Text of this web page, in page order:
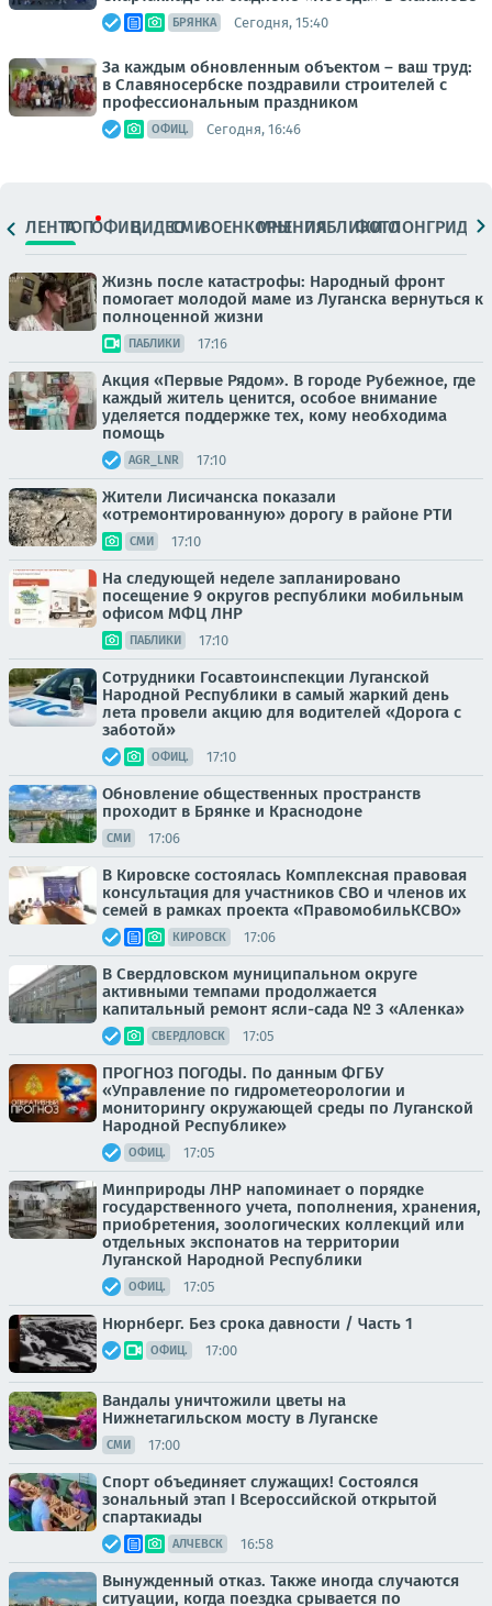
БРЯНКА Сегодня, 15:40
За каждым обновленным объектом – ваш труд:
в Славяносербске поздравили строителей с
профессиональным праздником
ОФИЦ. Сегодня, 16:46
ЛЕНТАТОПОФИЦ.ВИДЕОСМИВОЕНКОРЫМНЕНИЯПАБЛИКИ
ФОТОЛОНГРИДЫ
Жизнь после катастрофы: Народный фронт
помогает молодой маме из Луганска вернуться к
полноценной жизни
ПАБЛИКИ 17:16
Акция «Первые Рядом». В городе Рубежное, где
каждый житель ценится, особое внимание
уделяется поддержке тех, кому необходима
помощь
AGR_LNR 17:10
Жители Лисичанска показали
«отремонтированную» дорогу в районе РТИ
СМИ 17:10
На следующей неделе запланировано
посещение 9 округов республики мобильным
офисом МФЦ ЛНР
ПАБЛИКИ 17:10
Сотрудники Госавтоинспекции Луганской
Народной Республики в самый жаркий день
лета провели акцию для водителей «Дорога с
заботой»
ОФИЦ. 17:10
Обновление общественных пространств
проходит в Брянке и Краснодоне
СМИ 17:06
В Кировске состоялась Комплексная правовая
консультация для участников СВО и членов их
семей в рамках проекта «ПравомобильКСВО»
КИРОВСК 17:06
В Свердловском муниципальном округе
активными темпами продолжается
капитальный ремонт ясли-сада № 3 «Аленка»
СВЕРДЛОВСК 17:05
ПРОГНОЗ ПОГОДЫ. По данным ФГБУ
«Управление по гидрометеорологии и
мониторингу окружающей среды по Луганской
Народной Республике»
ОФИЦ. 17:05
Минприроды ЛНР напоминает о порядке
государственного учета, пополнения, хранения,
приобретения, зоологических коллекций или
отдельных экспонатов на территории
Луганской Народной Республики
ОФИЦ. 17:05
Нюрнберг. Без срока давности / Часть 1
ОФИЦ. 17:00
Вандалы уничтожили цветы на
Нижнетагильском мосту в Луганске
СМИ 17:00
Спорт объединяет служащих! Состоялся
зональный этап I Всероссийской открытой
спартакиады
АЛЧЕВСК 16:58
Вынужденный отказ. Также иногда случаются
ситуации, когда поездка срывается по